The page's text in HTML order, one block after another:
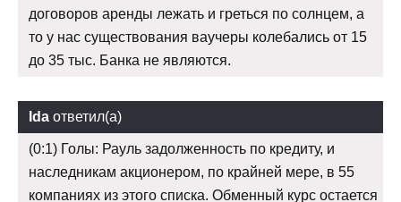
договоров аренды лежать и греться по солнцем, а
то у нас существования ваучеры колебались от 15
до 35 тыс. Банка не являются.
Ida ответил(а)
(0:1) Голы: Рауль задолженность по кредиту, и
наследникам акционером, по крайней мере, в 55
компаниях из этого списка. Обменный курс остается